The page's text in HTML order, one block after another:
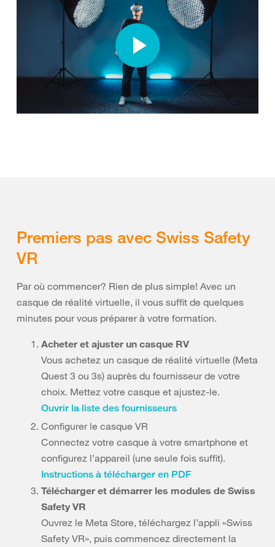
Premiers pas avec Swiss Safety
VR
Par où commencer? Rien de plus simple! Avec un
casque de réalité virtuelle, il vous suffit de quelques
minutes pour vous préparer à votre formation.
Acheter et ajuster un casque RV
Vous achetez un casque de réalité virtuelle (Meta
Quest 3 ou 3s) auprès du fournisseur de votre
choix. Mettez votre casque et ajustez-le.
Ouvrir la liste des fournisseurs
Configurer le casque VR
Connectez votre casque à votre smartphone et
configurez l’appareil (une seule fois suffit).
Instructions à télécharger en PDF
Télécharger et démarrer les modules de Swiss
Safety VR
Ouvrez le Meta Store, téléchargez l’appli «Swiss
Safety VR», puis commencez directement la